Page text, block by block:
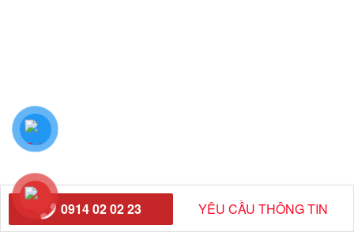
0914 02 02 23 YÊU CẦU THÔNG TIN